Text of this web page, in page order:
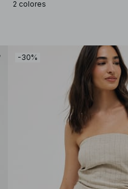
2 colores
-30%